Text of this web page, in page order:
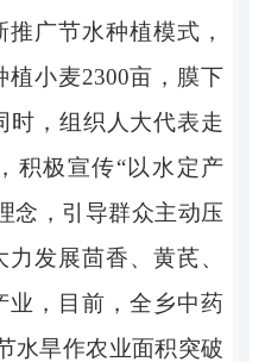
广节水种植模式，
小麦2300亩，膜下
时，组织人大代表走
积极宣传“以水定产
念，引导群众主动压
发展茴香、黄芪、
业，目前，全乡中药
水旱作农业面积突破